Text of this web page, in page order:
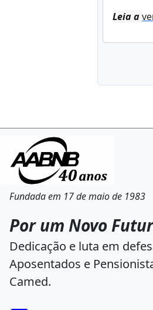
Leia a
Fundada em 17 de maio de 1983
Por um Novo
Dedicação e luta em
Aposentados e
Camed.